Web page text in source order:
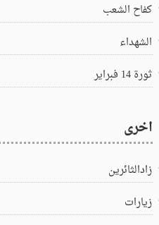
كفاح الشعب
الشهداء
ثورة 14 فبراير
اخرى
زادالثائرين
زيارات